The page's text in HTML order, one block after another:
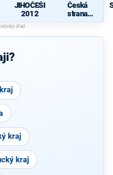
JIHOČEŠI
2012
Česká
strana
sociálně
cká
kraj
kraj